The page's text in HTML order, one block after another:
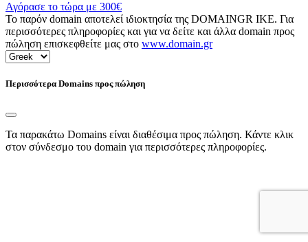
Αγόρασε το τώρα με 300€
Το παρόν domain αποτελεί ιδιοκτησία της DOMAINGR ΙΚΕ. Για
περισσότερες πληροφορίες και για να δείτε και άλλα domain προς
πώληση επισκεφθείτε μας στο www.domain.gr
Περισσότερα Domains προς πώληση
Τα παρακάτω Domains είναι διαθέσιμα προς πώληση. Κάντε κλικ
στον σύνδεσμο του domain για περισσότερες πληροφορίες.